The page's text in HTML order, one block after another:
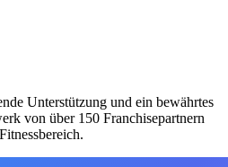
Unterstützung und ein bewährtes
von über 150 Franchisepartnern